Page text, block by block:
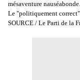
mésaventure nauséabonde.
Le "politiquement correct"
SOURCE / Le Parti de la